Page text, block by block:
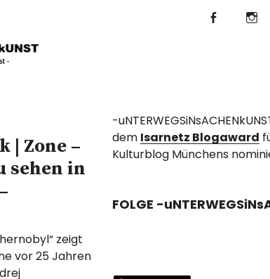
KUNST
f I
| Zone –
sehen in
zeigt
vor 25 Jahren
-
dem Isarnetz Blogaward
Kulturblog Münchens
FOLGE -